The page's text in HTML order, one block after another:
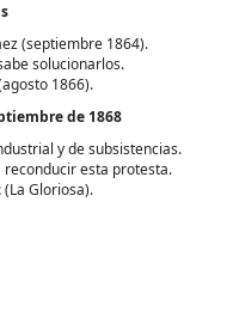
(septiembre 1864).
solucionarlos.
1866).
de 1868
y de subsistencias.
esta protesta.
(La Gloriosa).